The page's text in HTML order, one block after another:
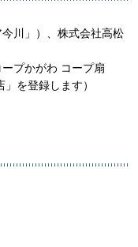
川」）、株式会社高松
プかがわ コープ扇
を登録します）